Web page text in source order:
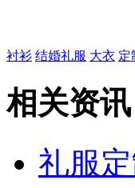
衬衫 结婚礼服 大衣 定
相关资讯
礼服